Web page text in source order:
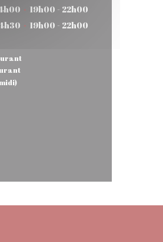
• 19h00 - 22h00
• 19h00 - 22h00